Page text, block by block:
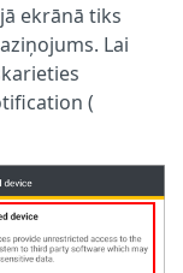
ekrānā tiks
Lai
(